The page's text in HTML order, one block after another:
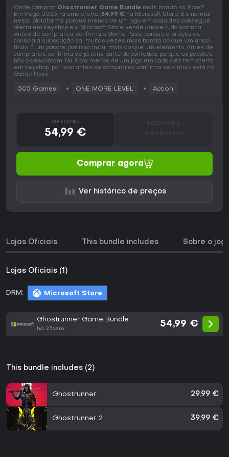
Onde comprar Ghostrunner Game Bundle mais barato na Xbox?
Em 9 ago. 2026 há uma oferta, 54,99 € na Microsoft Store. É o normal
nesta plataforma, porque menos de um jogo em cada dez consegue
oferta em keyshop e a Microsoft Store vende quase tudo sozinha.
Antes de comprares, confirma o Game Pass, porque a preços de
consola a subscrição sai muitas vezes mais barata do que um único
título. É um pacote, por isso inclui mais do que um elemento. Antes de
comprares, confirma se já tens parte do conteúdo, porque os pacotes
não o descontam. Na Xbox menos de um jogo em cada dez tem oferta
em keyshop, por isso antes de comprares confirma se o título está no
Game Pass.
505 Games ONE MORE LEVEL Action
OFFICIAL
54,99 € Indisponível
Comprar agora
Ver histórico de preços
Lojas Oficiais This bundle includes Sobre o
Lojas Oficiais (1)
DRM: Microsoft Store
Ghostrunner Game Bundle
há 23sem
54,99 €
This bundle includes (2)
Ghostrunner 29,99 €
Ghostrunner 2 39,99 €